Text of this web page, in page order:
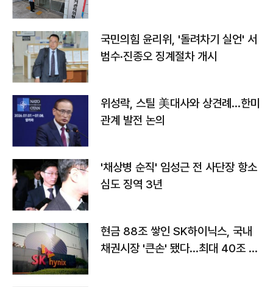
국민의힘 윤리위, '돌려차기 실언' 서
범수·진종오 징계절차 개시
위성락, 스틸 美대사와 상견례…한미
관계 발전 논의
'채상병 순직' 임성근 전 사단장 항소
심도 징역 3년
현금 88조 쌓인 SK하이닉스, 국내
채권시장 '큰손' 됐다…최대 40조 투